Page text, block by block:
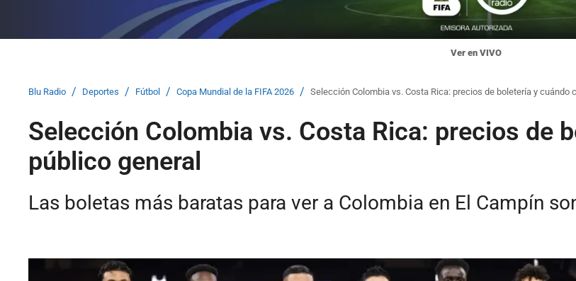
Ver en VIVO
Blu Radio / Deportes / Fútbol / Copa Mundial de la FIFA 2026 / Selección Colombia vs. Costa Rica: precios de boletería y cuándo
Selección Colombia vs. Costa Rica: precios de
público general
Las boletas más baratas para ver a Colombia en El Campín